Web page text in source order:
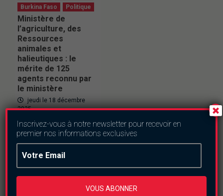
Burkina Faso
Politique
Ministère de
l’agriculture, des
Ressources
animales et
halieutiques : le
mérite de 125
agents reconnu par
le ministère
jeudi le 18 décembre
2025
En direct
Inscrivez-vous à notre newsletter pour recevoir en
premier nos informations exclusives
VOUS ABONNER